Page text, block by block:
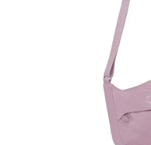
DOPLŇKY A PŘÍSLUŠENSTVÍ